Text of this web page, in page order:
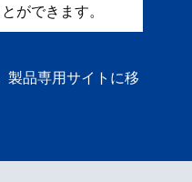
ができます。
品専用サイトに移